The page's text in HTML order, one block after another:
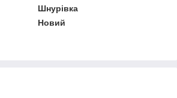
Шнурівка
Новий